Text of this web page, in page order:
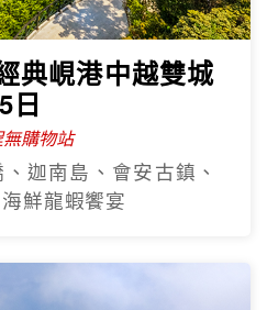
典峴港中越雙城
5日
購物站
迦南島、會安古鎮、
鮮龍蝦饗宴